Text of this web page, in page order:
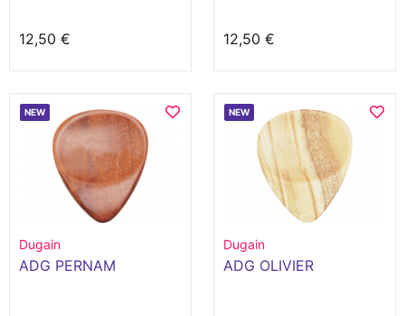
12,50 € 12,50 €
NEW
Dugain
ADG PERNAM
NEW
Dugain
ADG OLIVIER